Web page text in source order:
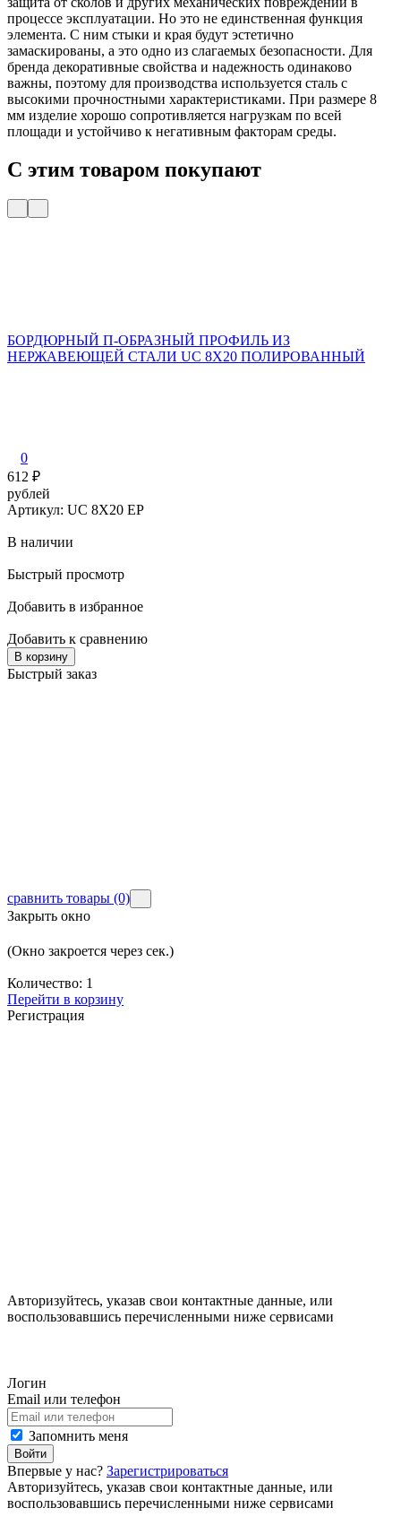
процессе эксплуатации. Но это не единственная функция
элемента. С ним стыки и края будут эстетично
замаскированы, а это одно из слагаемых безопасности. Для
бренда декоративные свойства и надежность одинаково
важны, поэтому для производства используется сталь с
высокими прочностными характеристиками. При размере 8
мм изделие хорошо сопротивляется нагрузкам по всей
площади и устойчиво к негативным факторам среды.
С этим товаром покупают
БОРДЮРНЫЙ П-ОБРАЗНЫЙ ПРОФИЛЬ ИЗ
НЕРЖАВЕЮЩЕЙ СТАЛИ UC 8X20 ПОЛИРОВАННЫЙ
0
612 ₽
рублей
Артикул: UC 8X20 EP
В наличии
Быстрый просмотр
Добавить в избранное
Добавить к сравнению
В корзину
Быстрый заказ
сравнить товары (0)
Закрыть окно
(Окно закроется через сек.)
Количество: 1
Перейти в корзину
Регистрация
Авторизуйтесь, указав свои контактные данные, или
воспользовавшись перечисленными ниже сервисами
Логин
Email или телефон
Запомнить меня
Войти
Впервые у нас? Зарегистрироваться
Авторизуйтесь, указав свои контактные данные, или
воспользовавшись перечисленными ниже сервисами